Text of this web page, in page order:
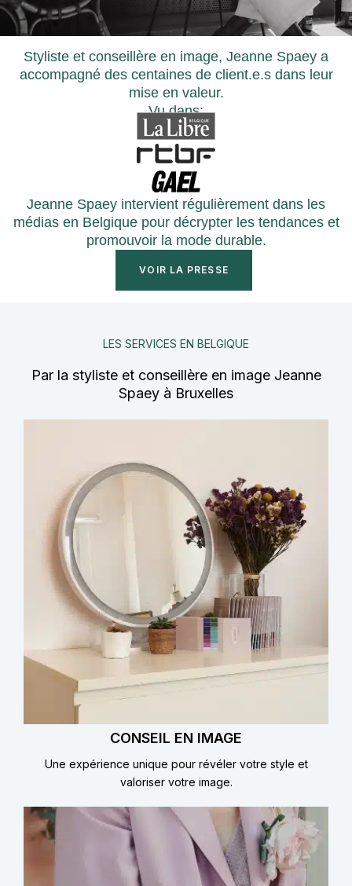
Styliste et conseillère en image, Jeanne Spaey a
accompagné des centaines de client.e.s dans leur
mise en valeur.
Vu dans:
Jeanne Spaey intervient régulièrement dans les
médias en Belgique pour décrypter les tendances et
promouvoir la mode durable.
VOIR LA PRESSE
LES SERVICES EN BELGIQUE
Par la styliste et conseillère en image Jeanne
Spaey à Bruxelles
CONSEIL EN IMAGE
Une expérience unique pour révéler votre style et
valoriser votre image.